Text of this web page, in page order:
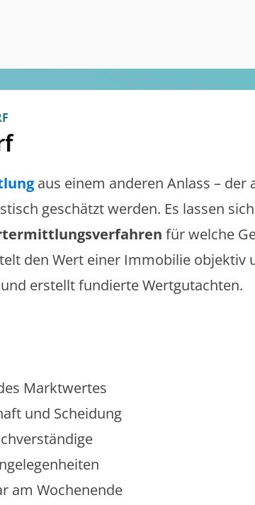
aus einem anderen Anlass – der
geschätzt werden. Es lassen
für welche
den Wert einer Immobilie objektiv
erstellt fundierte Wertgutachten.
Marktwertes
und Scheidung
am Wochenende